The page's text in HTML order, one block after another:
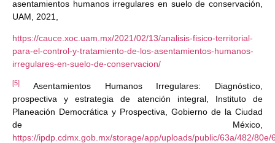
asentamientos humanos irregulares en suelo de conservación,
UAM, 2021,
https://cauce.xoc.uam.mx/2021/02/13/analisis-fisico-territorial-
para-el-control-y-tratamiento-de-los-asentamientos-humanos-
irregulares-en-suelo-de-conservacion/
[5]
Asentamientos Humanos Irregulares: Diagnóstico,
prospectiva y estrategia de atención integral, Instituto de
Planeación Democrática y Prospectiva, Gobierno de la Ciudad
de México,
https://ipdp.cdmx.gob.mx/storage/app/uploads/public/63a/482/